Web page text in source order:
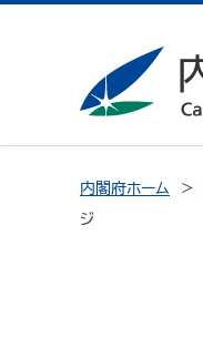
内閣府ホーム
ジ